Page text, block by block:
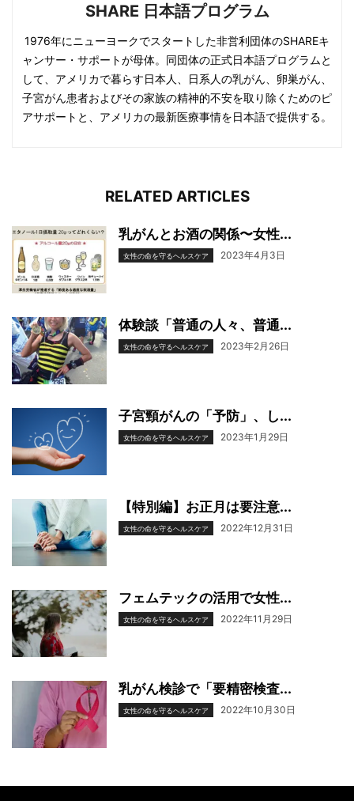
SHARE 日本語プログラム
1976年にニューヨークでスタートした非営利団体のSHAREキ
ャンサー・サポートが母体。同団体の正式日本語プログラムと
して、アメリカで暮らす日本人、日系人の乳がん、卵巣がん、
子宮がん患者およびその家族の精神的不安を取り除くためのピ
アサポートと、アメリカの最新医療事情を日本語で提供する。
RELATED ARTICLES
乳がんとお酒の関係〜女性...
女性の命を守るヘルスケア 2023年4月3日
体験談「普通の人々、普通...
女性の命を守るヘルスケア 2023年2月26日
子宮頸がんの「予防」、し...
女性の命を守るヘルスケア 2023年1月29日
【特別編】お正月は要注意...
女性の命を守るヘルスケア 2022年12月31日
フェムテックの活用で女性...
女性の命を守るヘルスケア 2022年11月29日
乳がん検診で「要精密検査...
女性の命を守るヘルスケア 2022年10月30日